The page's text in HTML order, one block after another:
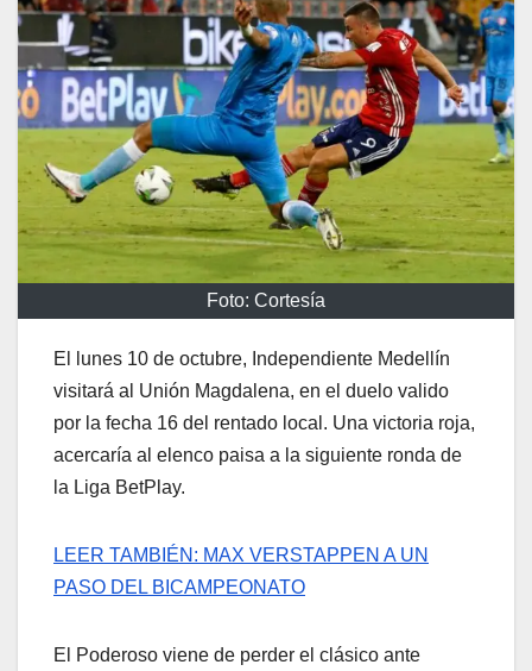
Foto: Cortesía
El lunes 10 de octubre, Independiente Medellín
visitará al Unión Magdalena, en el duelo valido
por la fecha 16 del rentado local. Una victoria roja,
acercaría al elenco paisa a la siguiente ronda de
la Liga BetPlay.
LEER TAMBIÉN: MAX VERSTAPPEN A UN
PASO DEL BICAMPEONATO
El Poderoso viene de perder el clásico ante